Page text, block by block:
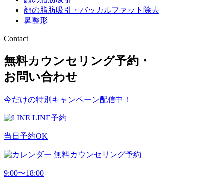
顔の脂肪吸引・バッカルファット除去
鼻整形
Contact
無料カウンセリング予約・
お問い合わせ
今だけの特別キャンペーン配信中！
LINE予約
当日予約OK
無料カウンセリング予約
9:00〜18:00